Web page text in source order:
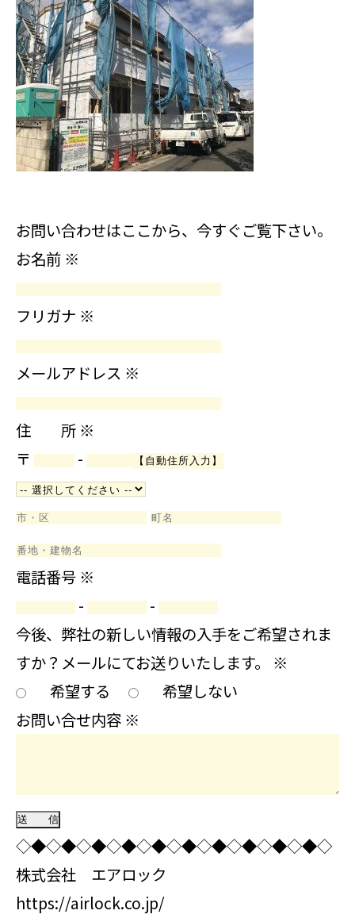
お問い合わせはここから、今すぐご覧下さい。
お名前 ※
フリガナ ※
メールアドレス ※
住 所 ※
〒
-
電話番号 ※
-
-
今後、弊社の新しい情報の入手をご希望されま
すか？メールにてお送りいたします。 ※
希望する
希望しない
お問い合せ内容 ※
◇◆◇◆◇◆◇◆◇◆◇◆◇◆◇◆◇◆◇◆◇
株式会社 エアロック
https://airlock.co.jp/